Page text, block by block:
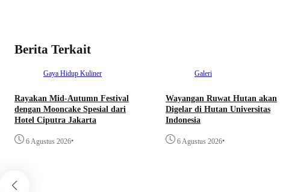
Berita Terkait
Gaya Hidup Kuliner
Rayakan Mid-Autumn Festival
dengan Mooncake Spesial dari
Hotel Ciputra Jakarta
6 Agustus 2026•
Galeri
Wayangan Ruwat Hutan akan
Digelar di Hutan Universitas
Indonesia
6 Agustus 2026•